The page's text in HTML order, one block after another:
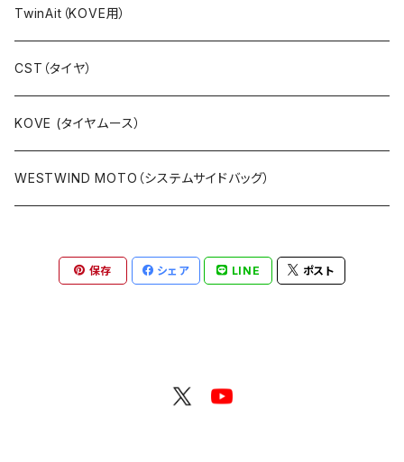
アルミ製
カーボン製
ラリーキットPRO（フレームマウント）
ラリーキットCNC（フレームマウント）
キットラリー（ステムマウント）
パーツ等
TwinAit（KOVE用）
CST（タイヤ）
KOVE (タイヤムース）
WESTWIND MOTO（システムサイドバッグ）
保存 シェア LINE ポスト